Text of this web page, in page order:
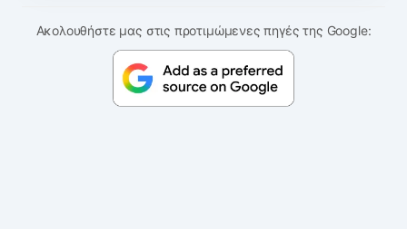
Ακολουθήστε μας στις προτιμώμενες πηγές της Google: